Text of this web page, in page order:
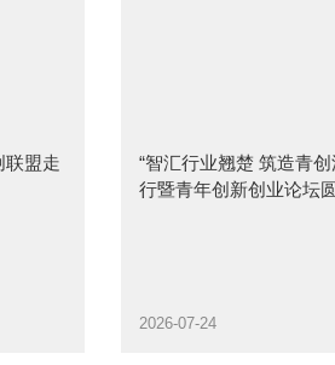
联盟走
“智汇行业翘楚 筑造青创
行暨青年创新创业论坛
2026-07-24